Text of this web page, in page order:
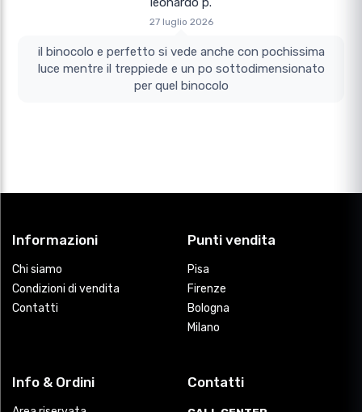
27 luglio 2026
il binocolo e perfetto si vede anche con pochissima
luce mentre il treppiede e un po sottodimensionato
per quel binocolo
Informazioni
Chi siamo
Condizioni di vendita
Contatti
Punti vendita
Pisa
Firenze
Bologna
Milano
Info & Ordini Contatti